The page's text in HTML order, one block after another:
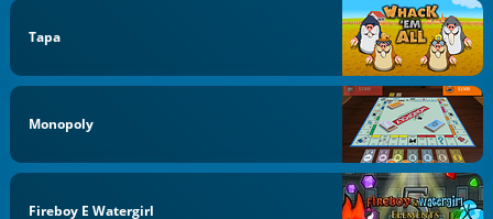
Tapa
Monopoly
Fireboy E Watergirl